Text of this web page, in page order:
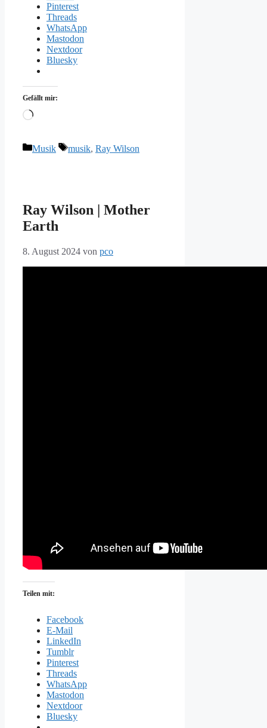
Pinterest
Threads
WhatsApp
Mastodon
Nextdoor
Bluesky
Gefällt mir:
Wird
Kategorien
Musik Schlagwörter
musik, Ray Wilson
Ray Wilson | Mother
Earth
8. August 2024 von pco
Teilen mit:
Facebook
E-Mail
LinkedIn
Tumblr
Pinterest
Threads
WhatsApp
Mastodon
Nextdoor
Bluesky